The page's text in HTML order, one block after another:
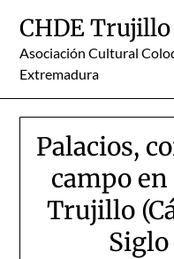
content
CHDE Trujillo
Asociación Cultural
Extremadura
Palacios,
campo en
Trujillo